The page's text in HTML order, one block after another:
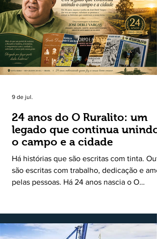
24 anos do O Ruralito: um
legado que continua unindo
o campo e a cidade
Há histórias que são escritas com tinta.
são escritas com trabalho, dedicação e
pelas pessoas. Há 24 anos nascia o O
das comunidades e dar voz às pessoas que
9 de jul.